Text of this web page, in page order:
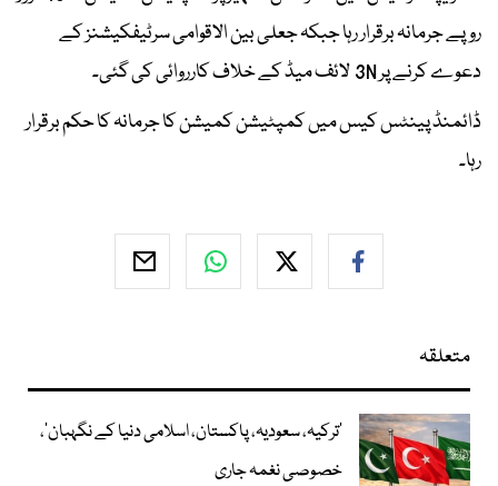
روپے جرمانہ برقرار رہا جبکہ جعلی بین الاقوامی سرٹیفکیشنز کے
دعوے کرنے پر 3N لائف میڈ کے خلاف کارروائی کی گئی۔
ڈائمنڈ پینٹس کیس میں کمپٹیشن کمیشن کا جرمانہ کا حکم برقرار
رہا۔
متعلقہ
‘ترکیہ، سعودیہ، پاکستان، اسلامی دنیا کے نگہبان’،
خصوصی نغمہ جاری